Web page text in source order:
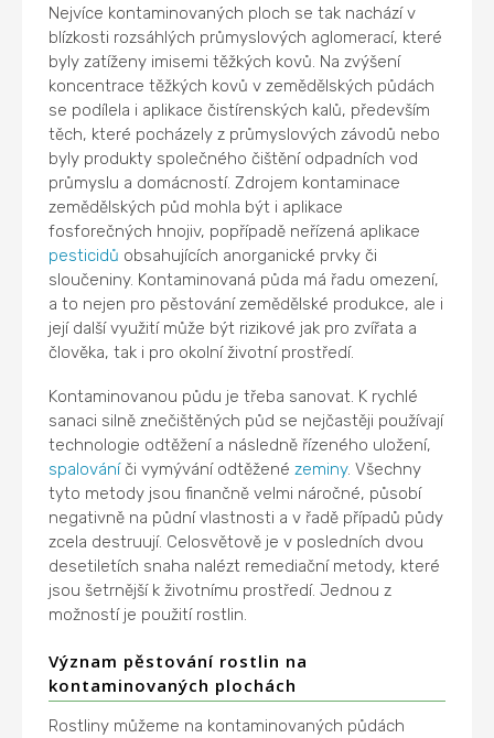
Nejvíce kontaminovaných ploch se tak nachází v
blízkosti rozsáhlých průmyslových aglomerací, které
byly zatíženy imisemi těžkých kovů. Na zvýšení
koncentrace těžkých kovů v zemědělských půdách
se podílela i aplikace čistírenských kalů, především
těch, které pocházely z průmyslových závodů nebo
byly produkty společného čištění odpadních vod
průmyslu a domácností. Zdrojem kontaminace
zemědělských půd mohla být i aplikace
fosforečných hnojiv, popřípadě neřízená aplikace
pesticidů obsahujících anorganické prvky či
sloučeniny. Kontaminovaná půda má řadu omezení,
a to nejen pro pěstování zemědělské produkce, ale i
její další využití může být rizikové jak pro zvířata a
člověka, tak i pro okolní životní prostředí.
Kontaminovanou půdu je třeba sanovat. K rychlé
sanaci silně znečištěných půd se nejčastěji používají
technologie odtěžení a následně řízeného uložení,
spalováníči vymývání odtěženézeminy. Všechny
tyto metody jsou finančně velmi náročné, působí
negativně na půdní vlastnosti a v řadě případů půdy
zcela destruují. Celosvětově je v posledních dvou
desetiletích snaha nalézt remediační metody, které
jsou šetrnější k životnímu prostředí. Jednou z
možností je použití rostlin.
Význam pěstování rostlin na
kontaminovaných plochách
Rostliny můžeme na kontaminovaných půdách